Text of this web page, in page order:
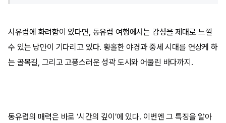
서유럽에 화려함이 있다면, 동유럽 여행에서는 감성을 제대로 느낄
수 있는 낭만이 기다리고 있다. 황홀한 야경과 중세 시대를 연상케 하
는 골목길, 그리고 고풍스러운 성곽 도시와 어울린 바다까지.
동유럽의 매력은 바로 ‘시간의 깊이’에 있다. 이번엔 그 특징을 알아